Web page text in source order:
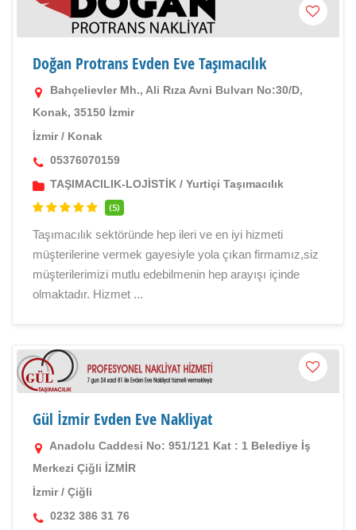
Doğan Protrans Evden Eve Taşımacılık
Bahçelievler Mh., Ali Rıza Avni Bulvarı No:30/D,
Konak, 35150 İzmir
İzmir/ Konak
05376070159
TAŞIMACILIK-LOJİSTİK / Yurtiçi Taşımacılık
(5)
Taşımacılık sektöründe hep ileri ve en iyi hizmeti
müşterilerine vermek gayesiyle yola çıkan firmamız,siz
müşterilerimizi mutlu edebilmenin hep arayışı içinde
olmaktadır. Hizmet ...
Gül İzmir Evden Eve Nakliyat
Anadolu Caddesi No: 951/121 Kat : 1 Belediye İş
Merkezi Çiğli İZMİR
İzmir/ Çiğli
0232 386 31 76